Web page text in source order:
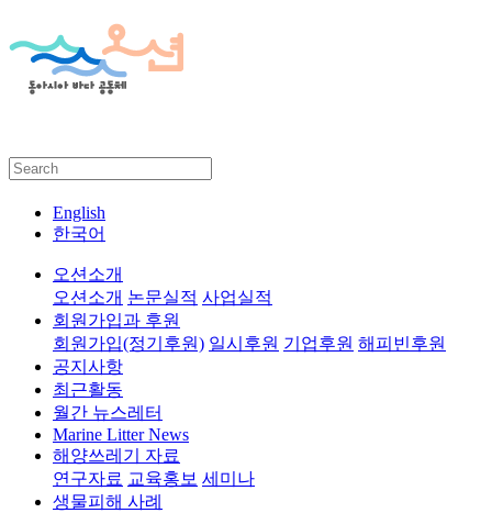
English
한국어
오션소개
오션소개 논문실적 사업실적
회원가입과 후원
회원가입(정기후원) 일시후원 기업후원 해피빈후원
공지사항
최근활동
월간 뉴스레터
Marine Litter News
해양쓰레기 자료
연구자료 교육홍보 세미나
생물피해 사례